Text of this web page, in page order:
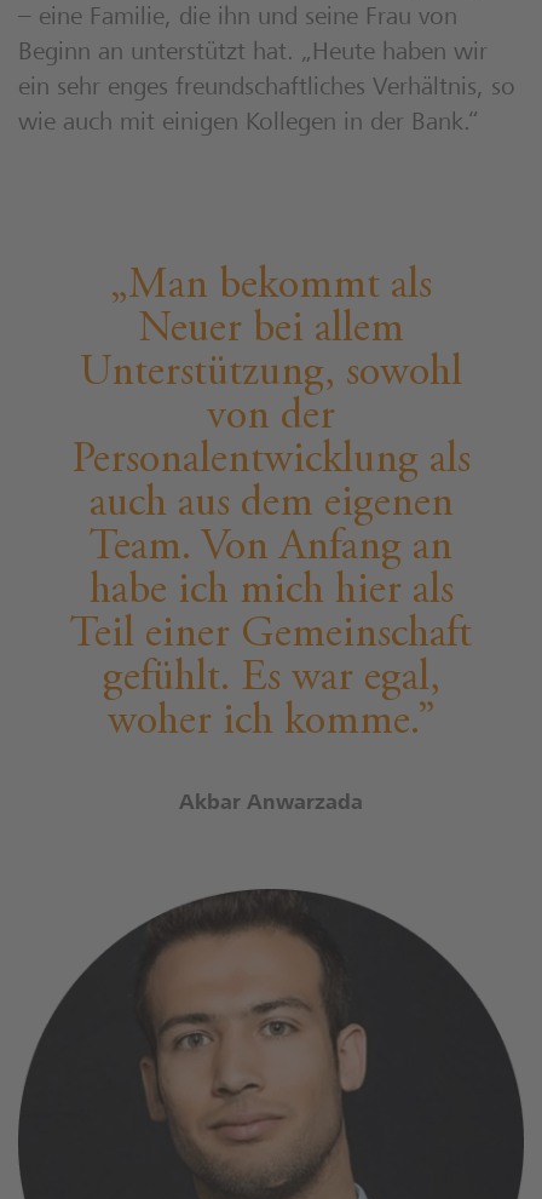
– eine Familie, die ihn und seine Frau von
Beginn an unterstützt hat. „Heute haben wir
ein sehr enges freundschaftliches Verhältnis, so
wie auch mit einigen Kollegen in der Bank.“
Man bekommt als
Neuer bei allem
Unterstützung, sowohl
von der
Personalentwicklung als
auch aus dem eigenen
Team. Von Anfang an
habe ich mich hier als
Teil einer Gemeinschaft
gefühlt. Es war egal,
woher ich komme.
Akbar Anwarzada